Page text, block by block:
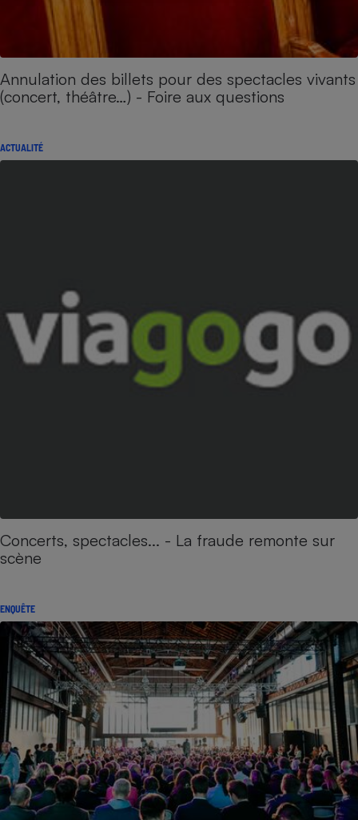
Annulation des billets pour des spectacles vivants
(concert, théâtre…) - Foire aux questions
ACTUALITÉ
Concerts, spectacles... - La fraude remonte sur
scène
ENQUÊTE